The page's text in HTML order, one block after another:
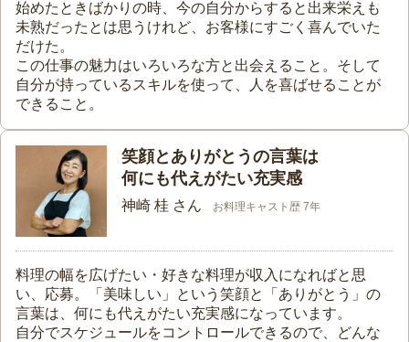
始めたときばかりの時、今の自分からすると出来栄えも
未熟だったとは思うけれど、お客様にすごく喜んでいた
だけた。
この仕事の魅力はいろいろな方と出会えること。そして
自分が持っているスキルを使って、人を喜ばせることが
できること。
笑顔とありがとうの言葉は
何にも代えがたい充実感
神崎 桂 さん お料理キャスト歴 7年
料理の幅を広げたい・好きな料理が収入になればと思
い、応募。「美味しい」という笑顔と「ありがとう」の
言葉は、何にも代えがたい充実感になっています。
自分でスケジュールをコントロールできるので、どんな